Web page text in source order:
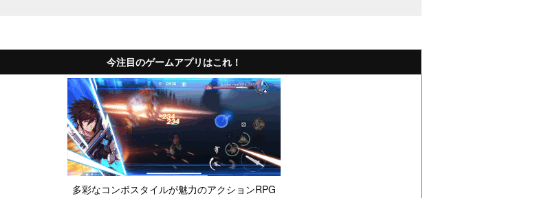
今注目のゲームアプリはこれ！
多彩なコンボスタイルが魅力のアクションRPG